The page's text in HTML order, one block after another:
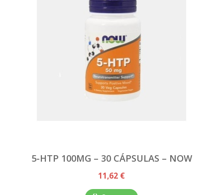
5-HTP 100MG – 30 CÁPSULAS – NOW
11,62 €